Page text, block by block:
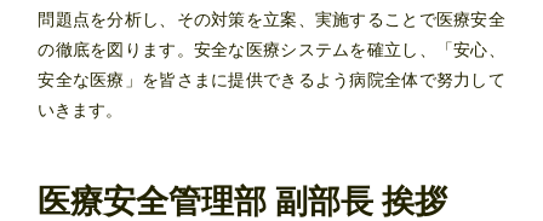
問題点を分析し、その対策を立案、実施することで医療安全
の徹底を図ります。安全な医療システムを確立し、「安心、
安全な医療」を皆さまに提供できるよう病院全体で努力して
いきます。
医療安全管理部 副部長 挨拶